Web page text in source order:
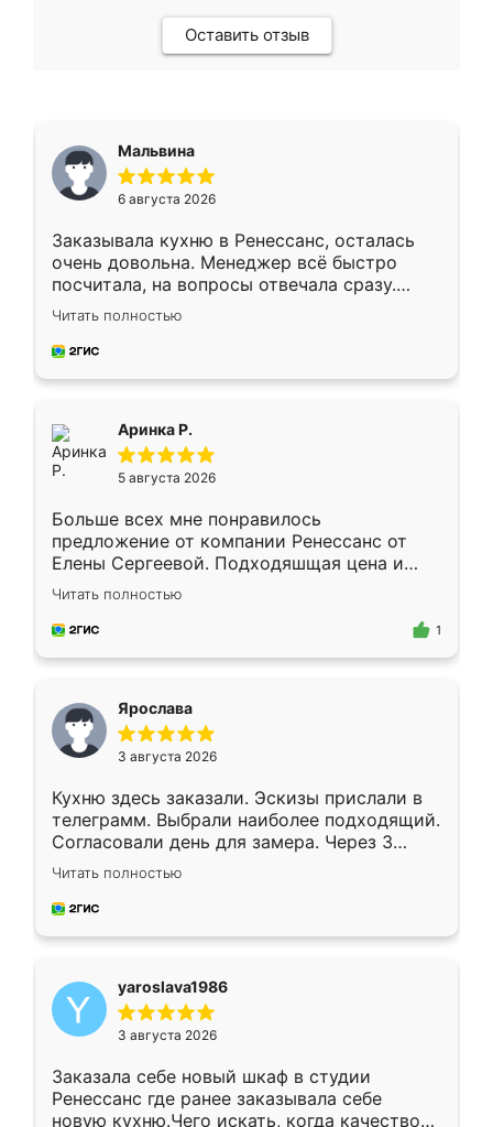
Оставить отзыв
Мальвина
6 августа 2026
Заказывала кухню в Ренессанс, осталась
очень довольна. Менеджер всё быстро
посчитала, на вопросы отвечала сразу.
Замерщик приехал в субботу, подошёл к
делу со всей ответственностью. Собрали
за день, ребята работали аккуратно, даже
Читать полностью
Аринка Р.
5 августа 2026
Больше всех мне понравилось
предложение от компании Ренессанс от
Елены Сергеевой. Подходяшщая цена и
короткие сроки изготовления. Приехавший
для замера сотрудник Владислав
предложил по моему эскизу самый
Читать полностью
1
Ярослава
3 августа 2026
Кухню здесь заказали. Эскизы прислали в
телеграмм. Выбрали наиболее подходящий.
Согласовали день для замера. Через 3
недели кухня была уже готова. Остались
довольны работой. Спасибо Ренессанс
мебель за качественную работу!
Читать полностью
yaroslava1986
3 августа 2026
Заказала себе новый шкаф в студии
Ренессанс где ранее заказывала себе
новую кухню.Чего искать, когда качеством